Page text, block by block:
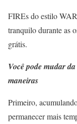
FIREs do estilo
tranquilo durante as
grátis.
Você pode mudar
maneiras
Primeiro,
permanecer mais